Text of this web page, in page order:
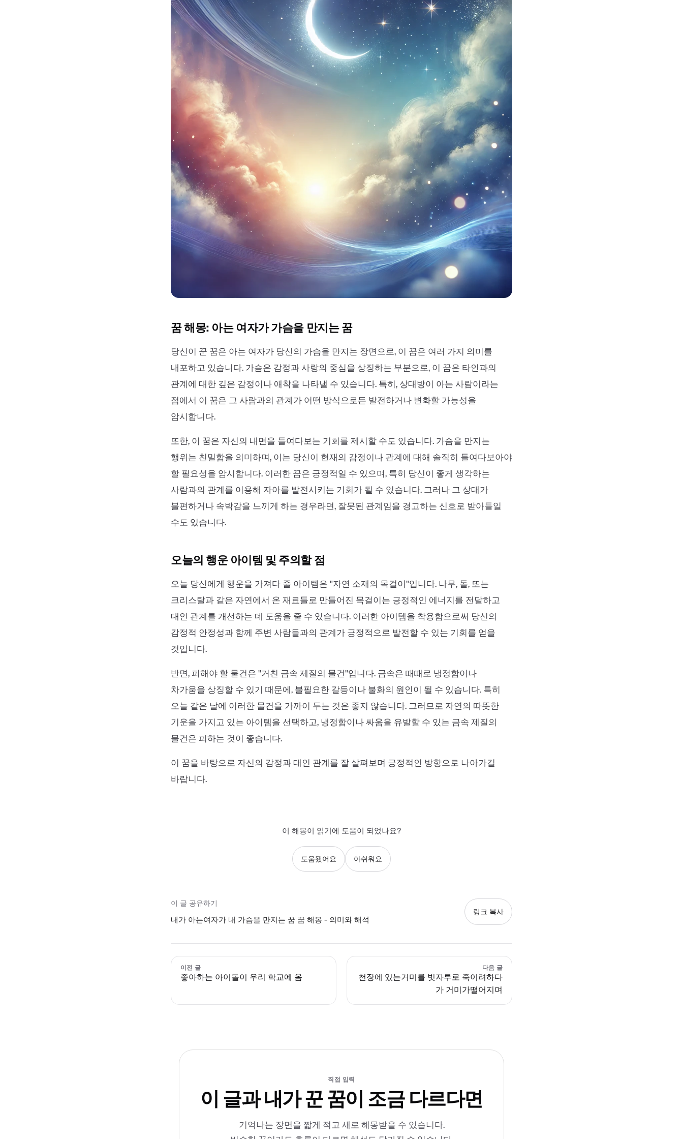
꿈 해몽: 아는 여자가 가슴을 만지는 꿈
당신이 꾼 꿈은 아는 여자가 당신의 가슴을 만지는 장면으로, 이 꿈은 여러 가지 의미를
내포하고 있습니다. 가슴은 감정과 사랑의 중심을 상징하는 부분으로, 이 꿈은 타인과의
관계에 대한 깊은 감정이나 애착을 나타낼 수 있습니다. 특히, 상대방이 아는 사람이라는
점에서 이 꿈은 그 사람과의 관계가 어떤 방식으로든 발전하거나 변화할 가능성을
암시합니다.
또한, 이 꿈은 자신의 내면을 들여다보는 기회를 제시할 수도 있습니다. 가슴을 만지는
행위는 친밀함을 의미하며, 이는 당신이 현재의 감정이나 관계에 대해 솔직히 들여다보아야
할 필요성을 암시합니다. 이러한 꿈은 긍정적일 수 있으며, 특히 당신이 좋게 생각하는
사람과의 관계를 이용해 자아를 발전시키는 기회가 될 수 있습니다. 그러나 그 상대가
불편하거나 속박감을 느끼게 하는 경우라면, 잘못된 관계임을 경고하는 신호로 받아들일
수도 있습니다.
오늘의 행운 아이템 및 주의할 점
오늘 당신에게 행운을 가져다 줄 아이템은 "자연 소재의 목걸이"입니다. 나무, 돌, 또는
크리스탈과 같은 자연에서 온 재료들로 만들어진 목걸이는 긍정적인 에너지를 전달하고
대인 관계를 개선하는 데 도움을 줄 수 있습니다. 이러한 아이템을 착용함으로써 당신의
감정적 안정성과 함께 주변 사람들과의 관계가 긍정적으로 발전할 수 있는 기회를 얻을
것입니다.
반면, 피해야 할 물건은 "거친 금속 제질의 물건"입니다. 금속은 때때로 냉정함이나
차가움을 상징할 수 있기 때문에, 불필요한 갈등이나 불화의 원인이 될 수 있습니다. 특히
오늘 같은 날에 이러한 물건을 가까이 두는 것은 좋지 않습니다. 그러므로 자연의 따뜻한
기운을 가지고 있는 아이템을 선택하고, 냉정함이나 싸움을 유발할 수 있는 금속 제질의
물건은 피하는 것이 좋습니다.
이 꿈을 바탕으로 자신의 감정과 대인 관계를 잘 살펴보며 긍정적인 방향으로 나아가길
바랍니다.
이 해몽이 읽기에 도움이 되었나요?
도움됐어요 아쉬워요
이 글 공유하기
내가 아는여자가 내 가슴을 만지는 꿈 꿈 해몽 - 의미와 해석
링크 복사
이전 글
좋아하는 아이돌이 우리 학교에 옴
다음 글
천장에 있는거미를 빗자루로 죽이려하다
가 거미가떨어지며
직접 입력
이 글과 내가 꾼 꿈이 조금 다르다면
기억나는 장면을 짧게 적고 새로 해몽받을 수 있습니다.